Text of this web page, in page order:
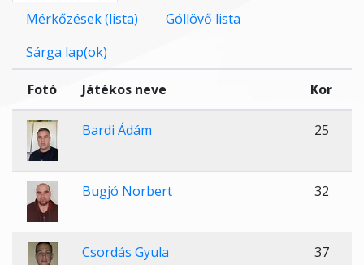
Mérkőzések (lista)
Góllövő lista
Sárga lap(ok)
Fotó Játékos neve Kor
Bardi Ádám 25
Bugjó Norbert 32
Csordás Gyula 37